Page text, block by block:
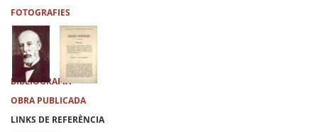
FOTOGRAFIES
BIBLIOGRAFIA
OBRA PUBLICADA
LINKS DE REFERÈNCIA